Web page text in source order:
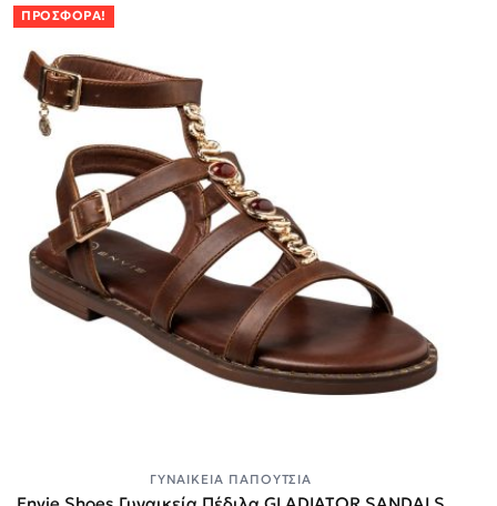
ΠΡΟΣΦΟΡΆ!
ΓΥΝΑΙΚΕΊΑ ΠΑΠΟΎΤΣΙΑ